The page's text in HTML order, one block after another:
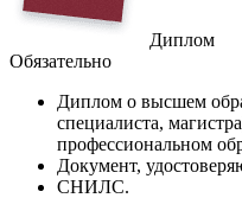
Диплом
Обязательно
Диплом о высшем
специалиста,
профессиональном
Документ,
СНИЛС.